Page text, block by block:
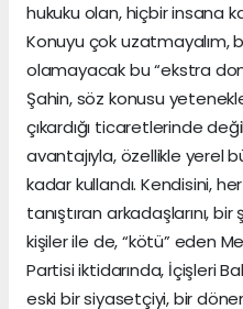
hukuku olan, hiçbir insana
Konuyu çok uzatmayalım,
olamayacak bu “ekstra
Şahin, söz konusu
çıkardığı ticaretlerinde
avantajıyla, özellikle yerel
kadar kullandı. Kendisini,
tanıştıran arkadaşlarını, bir
kişiler ile de, “kötü” eden
Partisi iktidarında, İçişleri
eski bir siyasetçiyi, bir